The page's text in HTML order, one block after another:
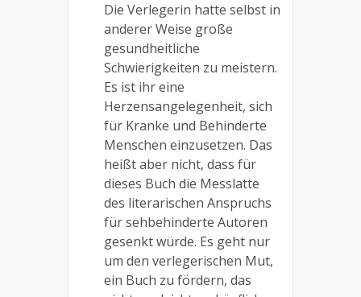
Die Verlegerin hatte selbst in
anderer Weise große
gesundheitliche
Schwierigkeiten zu meistern.
Es ist ihr eine
Herzensangelegenheit, sich
für Kranke und Behinderte
Menschen einzusetzen. Das
heißt aber nicht, dass für
dieses Buch die Messlatte
des literarischen Anspruchs
für sehbehinderte Autoren
gesenkt würde. Es geht nur
um den verlegerischen Mut,
ein Buch zu fördern, das